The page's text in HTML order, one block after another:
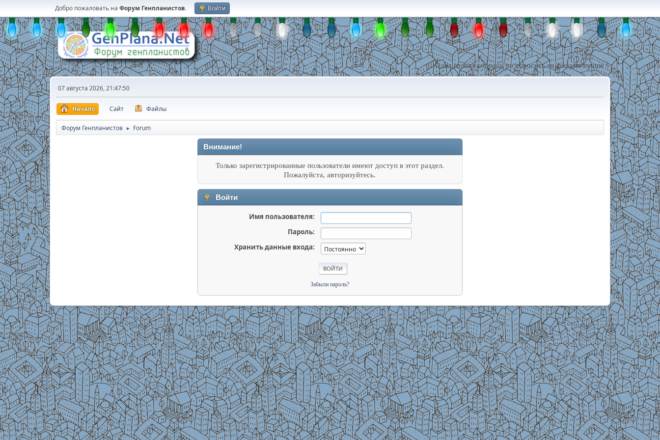
Добро пожаловать на Форум Генпланистов. Войти
Одна голова хорошо, но спросить на форуме лучше !
07 августа 2026, 21:47:50
Начало Сайт Файлы
Форум Генпланистов ► Forum
Внимание!
Только зарегистрированные пользователи имеют доступ в этот раздел.
Пожалуйста, авторизуйтесь.
Войти
Имя пользователя:
Пароль:
Хранить данные входа:
Забыли пароль?